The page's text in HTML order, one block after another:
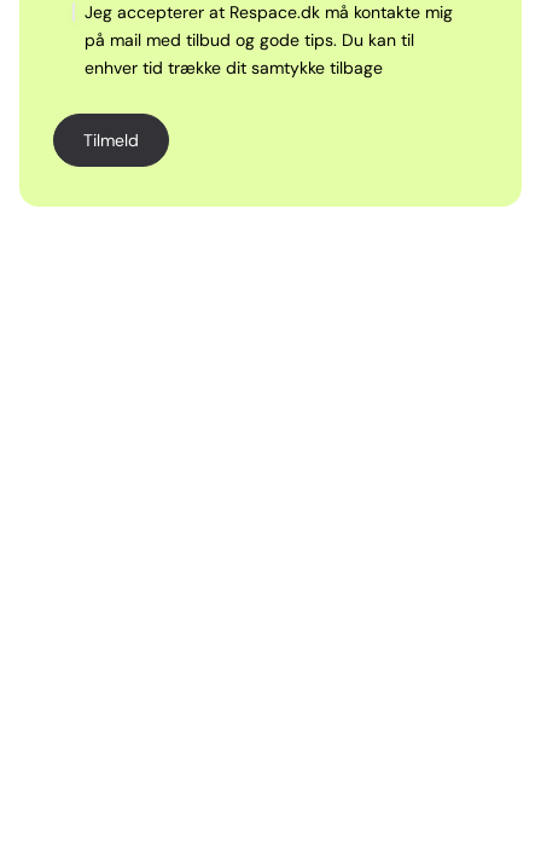
Jeg accepterer at Respace.dk må kontakte mig
på mail med tilbud og gode tips. Du kan til
enhver tid trække dit samtykke tilbage
Tilmeld